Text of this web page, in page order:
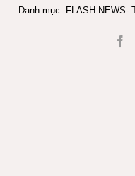
Danh mục: FLASH NEWS-